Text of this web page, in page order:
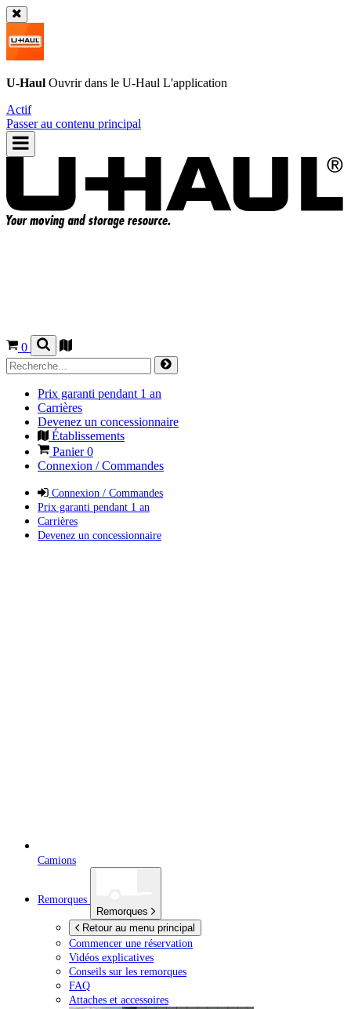
U-Haul Ouvrir dans le U-Haul L'application
Actif
Passer au contenu principal
0
Prix garanti pendant 1 an
Carrières
Devenez un concessionnaire
Établissements
Panier0
Connexion / Commandes
Connexion / Commandes
Prix garanti pendant 1 an
Carrières
Devenez un concessionnaire
Camions
Remorques
Remorques
Retour au menu principal
Commencer une réservation
Vidéos explicatives
Conseils sur les remorques
FAQ
Attaches et accessoires